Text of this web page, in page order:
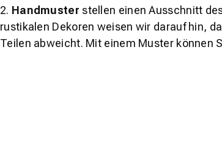
2. Handmuster stellen einen Ausschnitt
rustikalen Dekoren weisen wir darauf hin,
Teilen abweicht. Mit einem Muster können